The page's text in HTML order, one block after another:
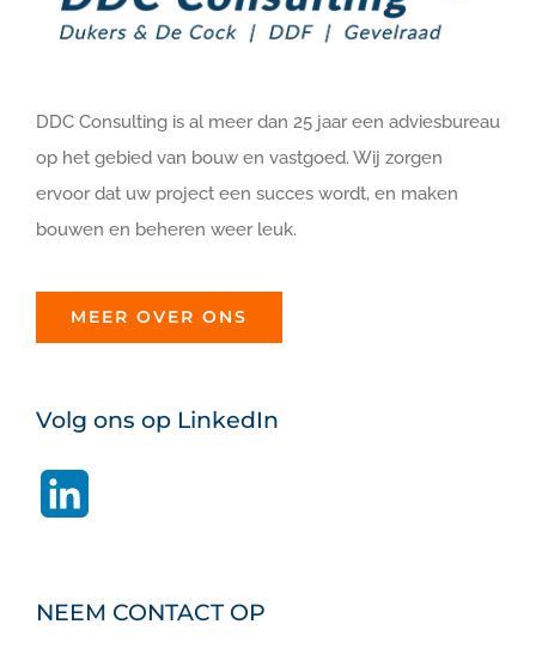
DDC Consulting is al meer dan 25 jaar een adviesbureau
op het gebied van bouw en vastgoed. Wij zorgen
ervoor dat uw project een succes wordt, en maken
bouwen en beheren weer leuk.
MEER OVER ONS
Volg ons op LinkedIn
NEEM CONTACT OP